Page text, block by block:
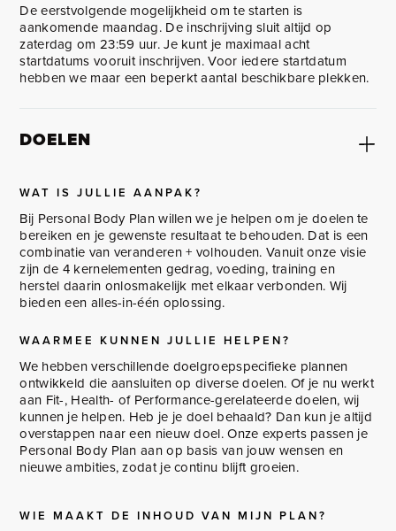
De eerstvolgende mogelijkheid om te starten is
aankomende maandag. De inschrijving sluit altijd op
zaterdag om 23:59 uur. Je kunt je maximaal acht
startdatums vooruit inschrijven. Voor iedere startdatum
hebben we maar een beperkt aantal beschikbare plekken.
DOELEN
WAT IS JULLIE AANPAK?
Bij Personal Body Plan willen we je helpen om je doelen te
bereiken en je gewenste resultaat te behouden. Dat is een
combinatie van veranderen + volhouden. Vanuit onze visie
zijn de 4 kernelementen gedrag, voeding, training en
herstel daarin onlosmakelijk met elkaar verbonden. Wij
bieden een alles-in-één oplossing.
WAARMEE KUNNEN JULLIE HELPEN?
We hebben verschillende doelgroepspecifieke plannen
ontwikkeld die aansluiten op diverse doelen. Of je nu werkt
aan Fit-, Health- of Performance-gerelateerde doelen, wij
kunnen je helpen. Heb je je doel behaald? Dan kun je altijd
overstappen naar een nieuw doel. Onze experts passen je
Personal Body Plan aan op basis van jouw wensen en
nieuwe ambities, zodat je continu blijft groeien.
WIE MAAKT DE INHOUD VAN MIJN PLAN?